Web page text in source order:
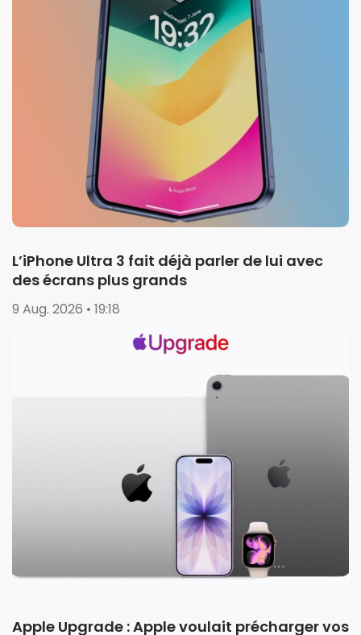
L’iPhone Ultra 3 fait déjà parler de lui avec
des écrans plus grands
9 Aug. 2026 • 19:18
Apple Upgrade : Apple voulait précharger vos